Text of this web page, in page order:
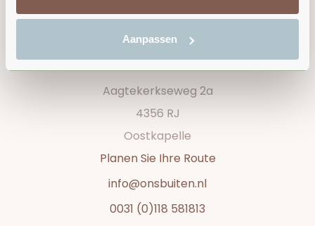
Aanpassen
Aagtekerkseweg 2a
4356 RJ
Oostkapelle
Planen Sie Ihre Route
info@onsbuiten.nl
0031 (0)118 581813